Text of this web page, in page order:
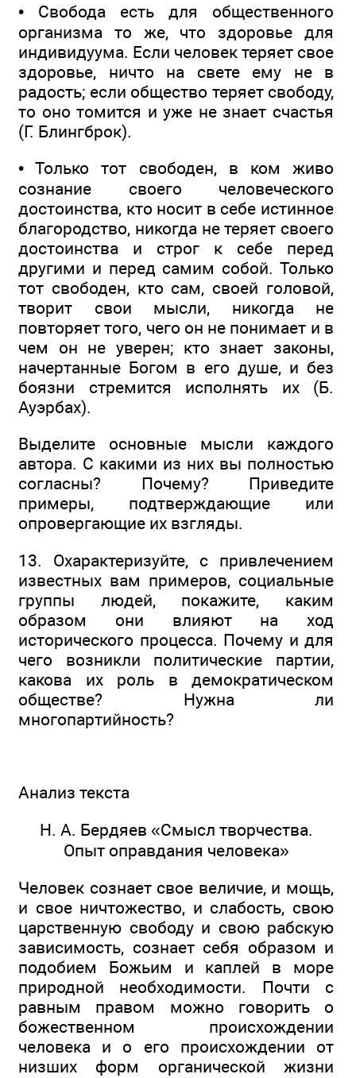
• Свобода есть для общественного
организма то же, что здоровье для
индивидуума. Если человек теряет свое
здоровье, ничто на свете ему не в
радость; если общество теряет свободу,
то оно томится и уже не знает счастья
(Г. Блингброк).
• Только тот свободен, в ком живо
сознание своего человеческого
достоинства, кто носит в себе истинное
благородство, никогда не теряет своего
достоинства и строг к себе перед
другими и перед самим собой. Только
тот свободен, кто сам, своей головой,
творит свои мысли, никогда не
повторяет того, чего он не понимает и в
чем он не уверен; кто знает законы,
начертанные Богом в его душе, и без
боязни стремится исполнять их (Б.
Ауэрбах).
Выделите основные мысли каждого
автора. С какими из них вы полностью
согласны? Почему? Приведите
примеры, подтверждающие или
опровергающие их взгляды.
13. Охарактеризуйте, с привлечением
известных вам примеров, социальные
группы людей, покажите, каким
образом они влияют на ход
исторического процесса. Почему и для
чего возникли политические партии,
какова их роль в демократическом
обществе? Нужна ли
многопартийность?
Анализ текста
Н. А. Бердяев «Смысл творчества.
Опыт оправдания человека»
Человек сознает свое величие, и мощь,
и свое ничтожество, и слабость, свою
царственную свободу и свою рабскую
зависимость, сознает себя образом и
подобием Божьим и каплей в море
природной необходимости. Почти с
равным правом можно говорить о
божественном происхождении
человека и о его происхождении от
низших форм органической жизни